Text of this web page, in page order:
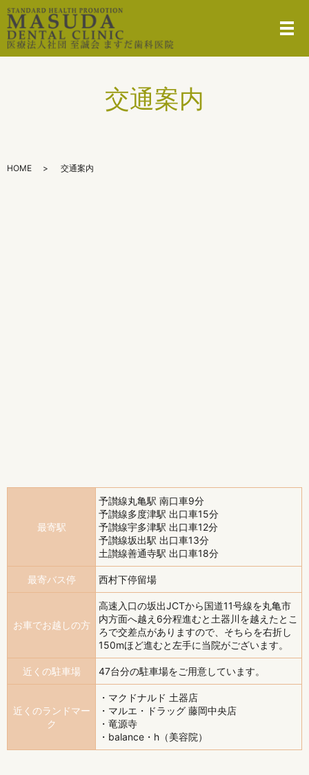
メ
交通案内
HOME 交通案内
最寄駅
予讃線丸亀駅 南口車9分
予讃線多度津駅 出口車15分
予讃線宇多津駅 出口車12分
予讃線坂出駅 出口車13分
土讃線善通寺駅 出口車18分
最寄バス停 西村下停留場
お車でお越しの方
高速入口の坂出JCTから国道11号線を丸亀市
内方面へ越え6分程進むと土器川を越えたとこ
ろで交差点がありますので、そちらを右折し
150mほど進むと左手に当院がございます。
近くの駐車場 47台分の駐車場をご用意しています。
近くのランドマー
ク
・マクドナルド 土器店
・マルエ・ドラッグ 藤岡中央店
・竜源寺
・balance・h（美容院）